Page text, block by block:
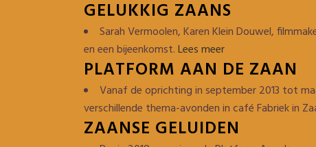
GELUKKIG ZAANS
Sarah Vermoolen, Karen Klein Douwel,
en een bijeenkomst.Lees meer
PLATFORM AAN DE ZAAN
Vanaf de oprichting in september 2013 tot
verschillende thema-avonden in café Fabriek in
ZAANSE GELUIDEN